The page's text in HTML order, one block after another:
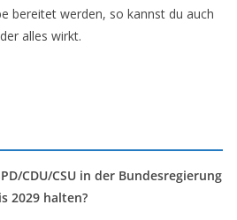
bereitet werden, so kannst du auch
alles wirkt.
CDU/CSU in der Bundesregierung
2029 halten?